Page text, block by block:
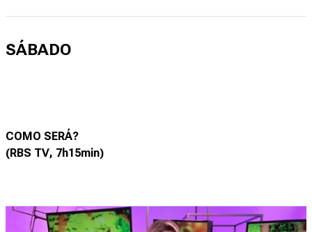
SÁBADO
COMO SERÁ?
(RBS TV, 7h15min)